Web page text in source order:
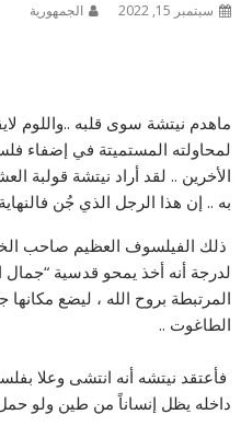
سبتمبر 15, 2022 الجمهورية
ماهدم نيتشة سوى قلبه ..واللوم
لمحاولته المستميتة في إضفاء
الأخرين .. لقد أراد نيتشة قولبة
به .. إن هذا الرجل الذي جُن
ذلك الفيلسوف العظيم صاحب
لدرجة أنه أخذ يمحو قدسية “جمال
المرتبطة بروح الله ، ليضع
الطاغوت ..
فأعتقد نيتشه أنه انتشى وعلا
داخله يظل إنساناً من طين ولو